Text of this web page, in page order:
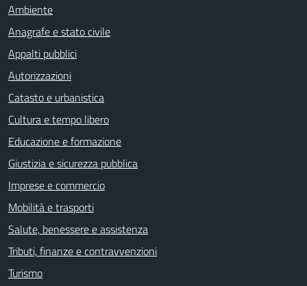
Ambiente
Anagrafe e stato civile
Appalti pubblici
Autorizzazioni
Catasto e urbanistica
Cultura e tempo libero
Educazione e formazione
Giustizia e sicurezza pubblica
Imprese e commercio
Mobilità e trasporti
Salute, benessere e assistenza
Tributi, finanze e contravvenzioni
Turismo